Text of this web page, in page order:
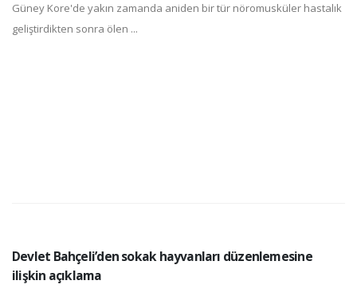
Güney Kore'de yakın zamanda aniden bir tür nöromusküler hastalık
geliştirdikten sonra ölen ...
Devlet Bahçeli’den sokak hayvanları düzenlemesine
ilişkin açıklama